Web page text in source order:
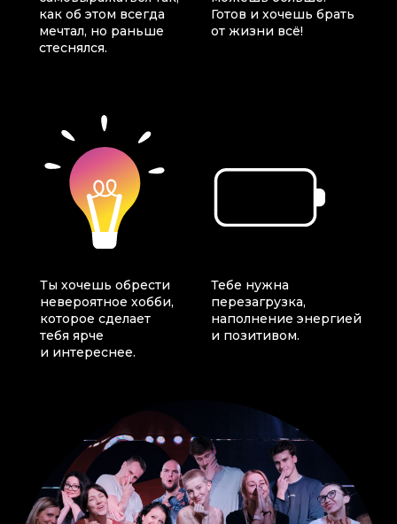
Тебе нужна
перезагрузка,
наполнение энергией
и позитивом.
Ты хочешь обрести
невероятное хобби,
которое сделает
тебя ярче
и интереснее.
Готов и хочешь брать
от жизни всё!
как об этом всегда
мечтал, но раньше
стеснялся.